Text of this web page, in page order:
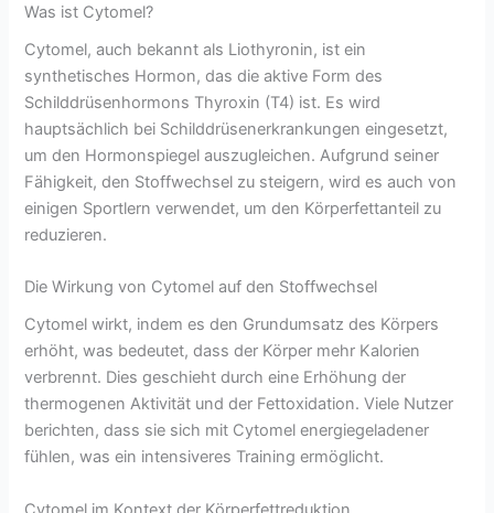
Was ist Cytomel?
Cytomel, auch bekannt als Liothyronin, ist ein
synthetisches Hormon, das die aktive Form des
Schilddrüsenhormons Thyroxin (T4) ist. Es wird
hauptsächlich bei Schilddrüsenerkrankungen eingesetzt,
um den Hormonspiegel auszugleichen. Aufgrund seiner
Fähigkeit, den Stoffwechsel zu steigern, wird es auch von
einigen Sportlern verwendet, um den Körperfettanteil zu
reduzieren.
Die Wirkung von Cytomel auf den Stoffwechsel
Cytomel wirkt, indem es den Grundumsatz des Körpers
erhöht, was bedeutet, dass der Körper mehr Kalorien
verbrennt. Dies geschieht durch eine Erhöhung der
thermogenen Aktivität und der Fettoxidation. Viele Nutzer
berichten, dass sie sich mit Cytomel energiegeladener
fühlen, was ein intensiveres Training ermöglicht.